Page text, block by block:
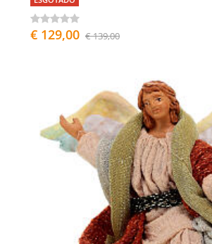
€ 129,00 € 139,00